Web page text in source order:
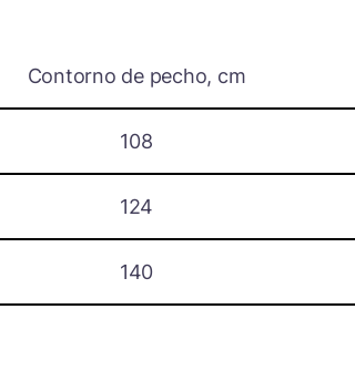
Contorno de pecho, cm
108
124
140